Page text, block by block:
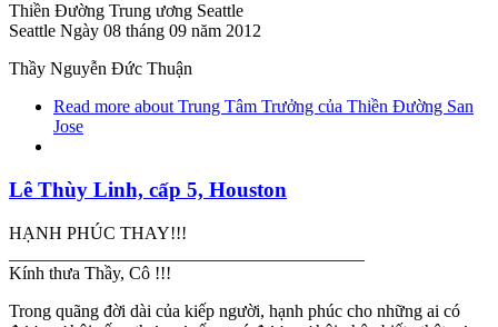
Thiền Đường Trung ương Seattle
Seattle Ngày 08 tháng 09 năm 2012
Thầy Nguyễn Đức Thuận
Read more about Trung Tâm Trưởng của Thiền Đường San
Jose
Lê Thùy Linh, cấp 5, Houston
HẠNH PHÚC THAY!!!
Kính thưa Thầy, Cô !!!
Trong quãng đời dài của kiếp người, hạnh phúc cho những ai có